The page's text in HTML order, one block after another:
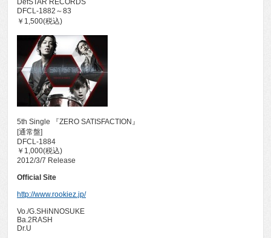
DefSTAR RECORDS
DFCL-1882～83
￥1,500(税込)
5th Single 『ZERO SATISFACTION』
[通常盤]
DFCL-1884
￥1,000(税込)
2012/3/7 Release
Official Site
http://www.rookiez.jp/
Vo./G.SHiNNOSUKE
Ba.2RASH
Dr.U